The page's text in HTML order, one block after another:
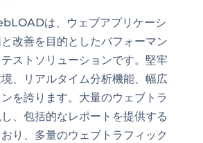
は、ウェブアプリケーシ
改善を目的としたパフォーマン
ストソリューションです。堅牢
、リアルタイム分析機能、幅広
を誇ります。大量のウェブトラ
、包括的なレポートを提供する
り、多量のウェブトラフィック